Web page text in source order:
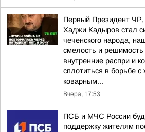
Первый Президент
Хаджи Кадыров стал
чеченского народа,
смелость и решимость
внутренние распри и
сплотиться в борьбе с
коварным...
Вчера, 17:53
ПСБ и МЧС России
поддержку жителям